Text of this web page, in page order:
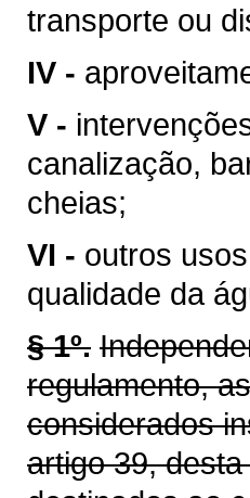
transporte ou
IV -
V -
canalização,
cheias;
VI - outros
qualidade da
§ 1º.
regulamento,
considerados
artigo 39,